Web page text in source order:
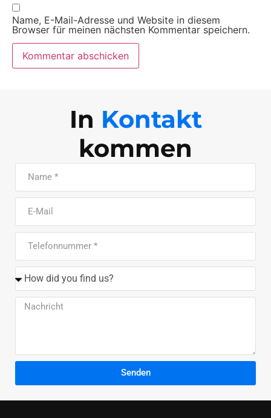
Name, E-Mail-Adresse und Website in diesem
Browser für meinen nächsten Kommentar speichern.
In Kontakt
kommen
Senden